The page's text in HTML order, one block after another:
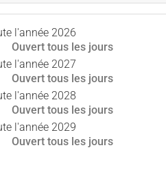
l'année 2026
Ouvert tous les jours
l'année 2027
Ouvert tous les jours
l'année 2028
Ouvert tous les jours
l'année 2029
Ouvert tous les jours